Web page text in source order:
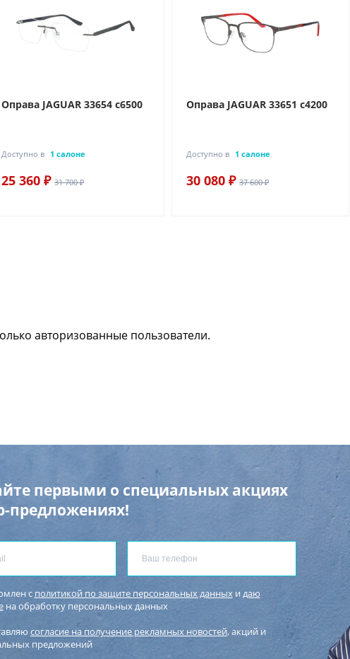
Оправа JAGUAR 33654 c6500
Доступно в 1 салоне
25 360 ₽ 31 700 ₽
Оправа JAGUAR 33651 c4200
Доступно в 1 салоне
30 080 ₽ 37 600 ₽
авторизованные пользователи.
первыми о специальных акциях
предложениях!
с политикой по защите персональных данных и даю
на обработку персональных данных
согласие на получение рекламных новостей, акций и
предложений